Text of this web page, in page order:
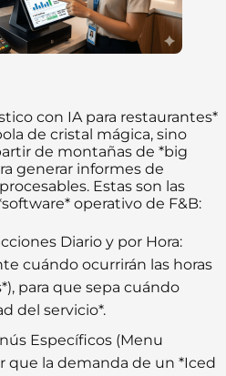
con IA para restaurantes*
de cristal mágica, sino
de montañas de *big
generar informes de
Estas son las
operativo de F&B:
Diario y por Hora:
cuándo ocurrirán las horas
para que sepa cuándo
del servicio*.
Específicos (Menu
que la demanda de un *Iced